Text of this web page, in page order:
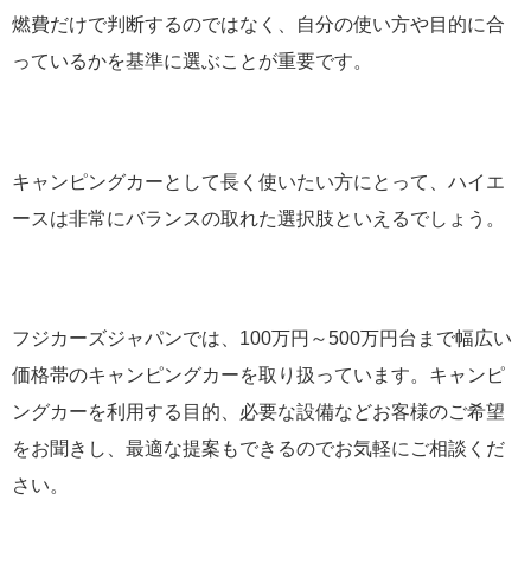
燃費だけで判断するのではなく、自分の使い方や目的に合
っているかを基準に選ぶことが重要です。
キャンピングカーとして長く使いたい方にとって、ハイエ
ースは非常にバランスの取れた選択肢といえるでしょう。
フジカーズジャパンでは、100万円～500万円台まで幅広い
価格帯のキャンピングカーを取り扱っています。キャンピ
ングカーを利用する目的、必要な設備などお客様のご希望
をお聞きし、最適な提案もできるのでお気軽にご相談くだ
さい。